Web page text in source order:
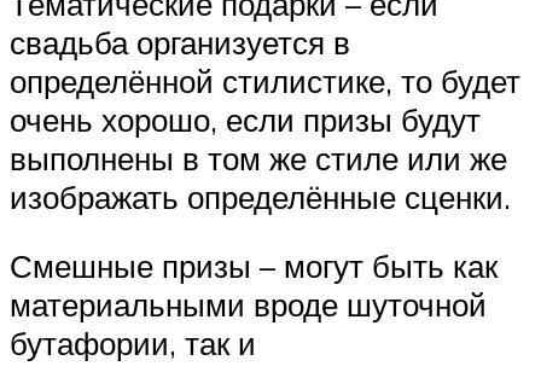
свадьба организуется в
определённой стилистике, то будет
очень хорошо, если призы будут
выполнены в том же стиле или же
изображать определённые сценки.
Смешные призы – могут быть как
материальными вроде шуточной
бутафории, так и